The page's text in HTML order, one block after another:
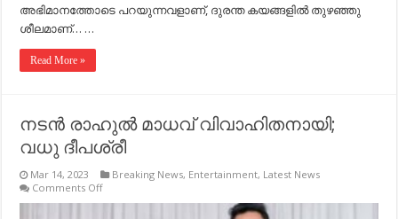
അഭിമാനത്തോടെ പറയുന്നവളാണ്, ദുരന്ത കയങ്ങളിൽ തുഴഞ്ഞു
ശീലമാണ്… …
Read More »
നടൻ രാഹുൽ മാധവ് വിവാഹിതനായി;
വധു ദീപശ്രീ
Mar 14, 2023 Breaking News, Entertainment, Latest News
Comments Offon